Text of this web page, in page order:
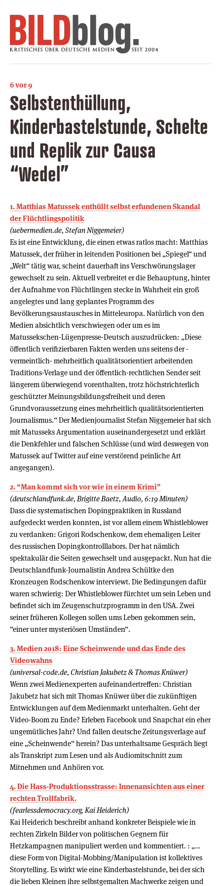
6 vor 9
Selbstenthüllung,
Kinderbastelstunde, Schelte
und Replik zur Causa
“Wedel”
1. Matthias Matussek enthüllt selbst erfundenen Skandal
der Flüchtlingspolitik
(uebermedien.de, Stefan Niggemeier)
Es ist eine Entwicklung, die einen etwas ratlos macht: Matthias
Matussek, der früher in leitenden Positionen bei „Spiegel“ und
„Welt“ tätig war, scheint dauerhaft ins Verschwörungslager
gewechselt zu sein. Aktuell verbreitet er die Behauptung, hinter
der Aufnahme von Flüchtlingen stecke in Wahrheit ein groß
angelegtes und lang geplantes Programm des
Bevölkerungsaustausches in Mitteleuropa. Natürlich von den
Medien absichtlich verschwiegen oder um es im
Matussekschen-Lügenpresse-Deutsch auszudrücken: „Diese
öffentlich verifizierbaren Fakten werden uns seitens der -
vermeintlich- mehrheitlich qualitätsorientiert arbeitenden
Traditions-Verlage und der öffentlich-rechtlichen Sender seit
längerem überwiegend vorenthalten, trotz höchstrichterlich
geschützter Meinungsbildungsfreiheit und deren
Grundvoraussetzung eines mehrheitlich qualitätsorientierten
Journalismus.“ Der Medienjournalist Stefan Niggemeier hat sich
mit Matusseks Argumentation auseinandergesetzt und erklärt
die Denkfehler und falschen Schlüsse (und wird deswegen von
Matussek auf Twitter auf eine verstörend peinliche Art
angegangen).
2. “Man kommt sich vor wie in einem Krimi”
(deutschlandfunk.de, Brigitte Baetz, Audio, 6:19 Minuten)
Dass die systematischen Dopingpraktiken in Russland
aufgedeckt werden konnten, ist vor allem einem Whistleblower
zu verdanken: Grigori Rodschenkow, dem ehemaligen Leiter
des russischen Dopingkontrolllabors. Der hat nämlich
spektakulär die Seiten gewechselt und ausgepackt. Nun hat die
Deutschlandfunk-Journalistin Andrea Schültke den
Kronzeugen Rodschenkow interviewt. Die Bedingungen dafür
waren schwierig: Der Whistleblower fürchtet um sein Leben und
befindet sich im Zeugenschutzprogramm in den USA. Zwei
seiner früheren Kollegen sollen ums Leben gekommen sein,
“einer unter mysteriösen Umständen“.
3. Medien 2018: Eine Scheinwende und das Ende des
Videowahns
(universal-code.de, Christian Jakubetz & Thomas Knüwer)
Wenn zwei Medienexperten aufeinandertreffen: Christian
Jakubetz hat sich mit Thomas Knüwer über die zukünftigen
Entwicklungen auf dem Medienmarkt unterhalten. Geht der
Video-Boom zu Ende? Erleben Facebook und Snapchat ein eher
ungemütliches Jahr? Und fallen deutsche Zeitungsverlage auf
eine „Scheinwende“ herein? Das unterhaltsame Gespräch liegt
als Transkript zum Lesen und als Audiomitschnitt zum
Mitnehmen und Anhören vor.
4. Die Hass-Produktionsstrasse: Innenansichten aus einer
rechten Trollfabrik.
(fearlessdemocracy.org, Kai Heiderich)
Kai Heiderich beschreibt anhand konkreter Beispiele wie in
rechten Zirkeln Bilder von politischen Gegnern für
Hetzkampagnen manipuliert werden und kommentiert. : „…
diese Form von Digital-Mobbing/Manipulation ist kollektives
Storytelling. Es wirkt wie eine Kinderbastelstunde, bei der sich
die lieben Kleinen ihre selbstgemalten Machwerke zeigen und